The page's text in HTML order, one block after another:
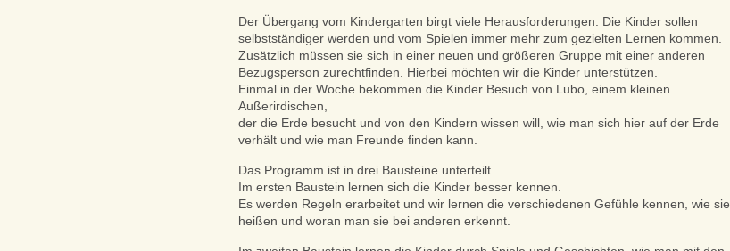
Der Übergang vom Kindergarten birgt viele Herausforderungen. Die Kinder sollen
selbstständiger werden und vom Spielen immer mehr zum gezielten Lernen kommen.
Zusätzlich müssen sie sich in einer neuen und größeren Gruppe mit einer anderen
Bezugsperson zurechtfinden. Hierbei möchten wir die Kinder unterstützen.
Einmal in der Woche bekommen die Kinder Besuch von Lubo, einem kleinen
Außerirdischen,
der die Erde besucht und von den Kindern wissen will, wie man sich hier auf der Erde
verhält und wie man Freunde finden kann.
Das Programm ist in drei Bausteine unterteilt.
Im ersten Baustein lernen sich die Kinder besser kennen.
Es werden Regeln erarbeitet und wir lernen die verschiedenen Gefühle kennen, wie sie
heißen und woran man sie bei anderen erkennt.